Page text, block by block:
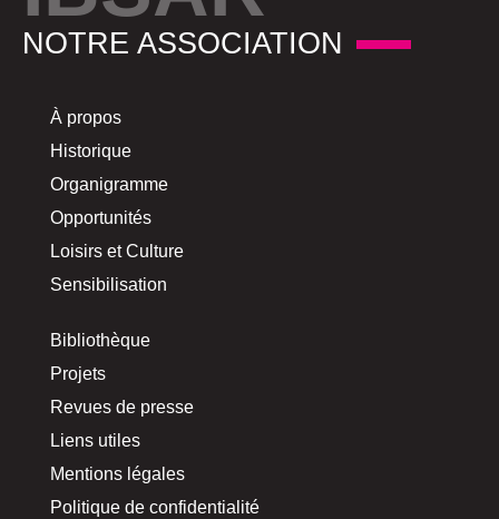
NOTRE ASSOCIATION
À propos
Historique
Organigramme
Opportunités
Loisirs et Culture
Sensibilisation
Bibliothèque
Projets
Revues de presse
Liens utiles
Mentions légales
Politique de confidentialité